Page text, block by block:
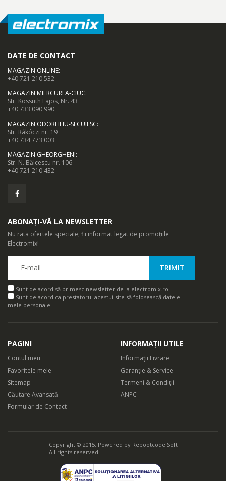
DATE DE CONTACT
MAGAZIN ONLINE:
+40 721 210 532
MAGAZIN MIERCUREA-CIUC:
Str. Kossuth Lajos, Nr. 43
+40 733 090 990
MAGAZIN ODORHEIU-SECUIESC:
Str. Rákóczi nr. 19
+40 734 773 003
MAGAZIN GHEORGHENI:
Str. N. Bălcescu nr. 106
+40 721 210 432
ABONAȚI-VĂ LA NEWSLETTER
Nu rata ofertele speciale, fii informat legat de promoțiile
Electromix!
Sunt de acord să primesc newsletter de la electromix.ro
Sunt de acord ca prestatorul acestui site să folosească datele
mele personale.
PAGINI
Contul meu
Favoritele mele
Sitemap
Căutare Avansată
Formular de Contact
INFORMAȚII UTILE
Informații Livrare
Garanție & Service
Termeni & Condiții
ANPC
Copyright © 2015. Powered by Rebootcode Soft
All rights reserved.